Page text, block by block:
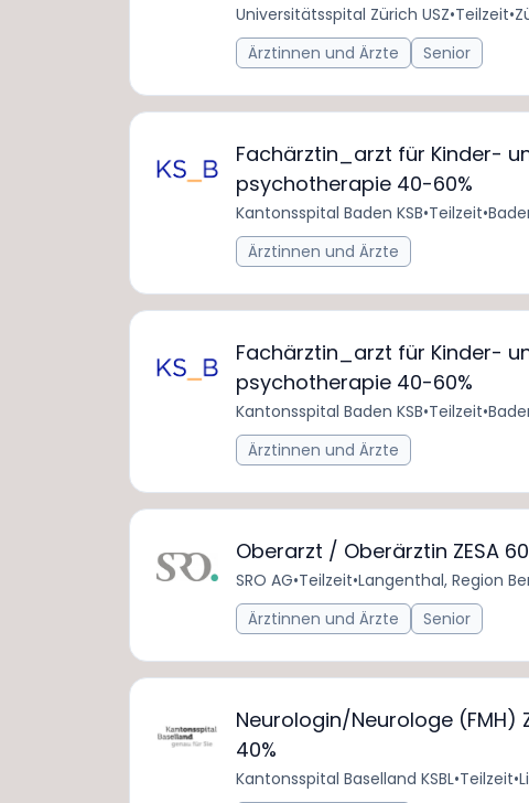
Universitätsspital Zürich USZ•Teilzeit•
Ärztinnen und Ärzte
Senior
Fachärztin_arzt für Kinder-
psychotherapie 40-60%
Kantonsspital Baden KSB•Teilzeit•
Ärztinnen und Ärzte
Fachärztin_arzt für Kinder-
psychotherapie 40-60%
Kantonsspital Baden KSB•Teilzeit•
Ärztinnen und Ärzte
Oberarzt / Oberärztin ZESA
SRO AG•Teilzeit•Langenthal, Region
Ärztinnen und Ärzte
Senior
Neurologin/Neurologe
40%
Kantonsspital Baselland KSBL•Teilzeit•